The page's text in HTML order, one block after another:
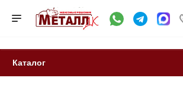
Каталог